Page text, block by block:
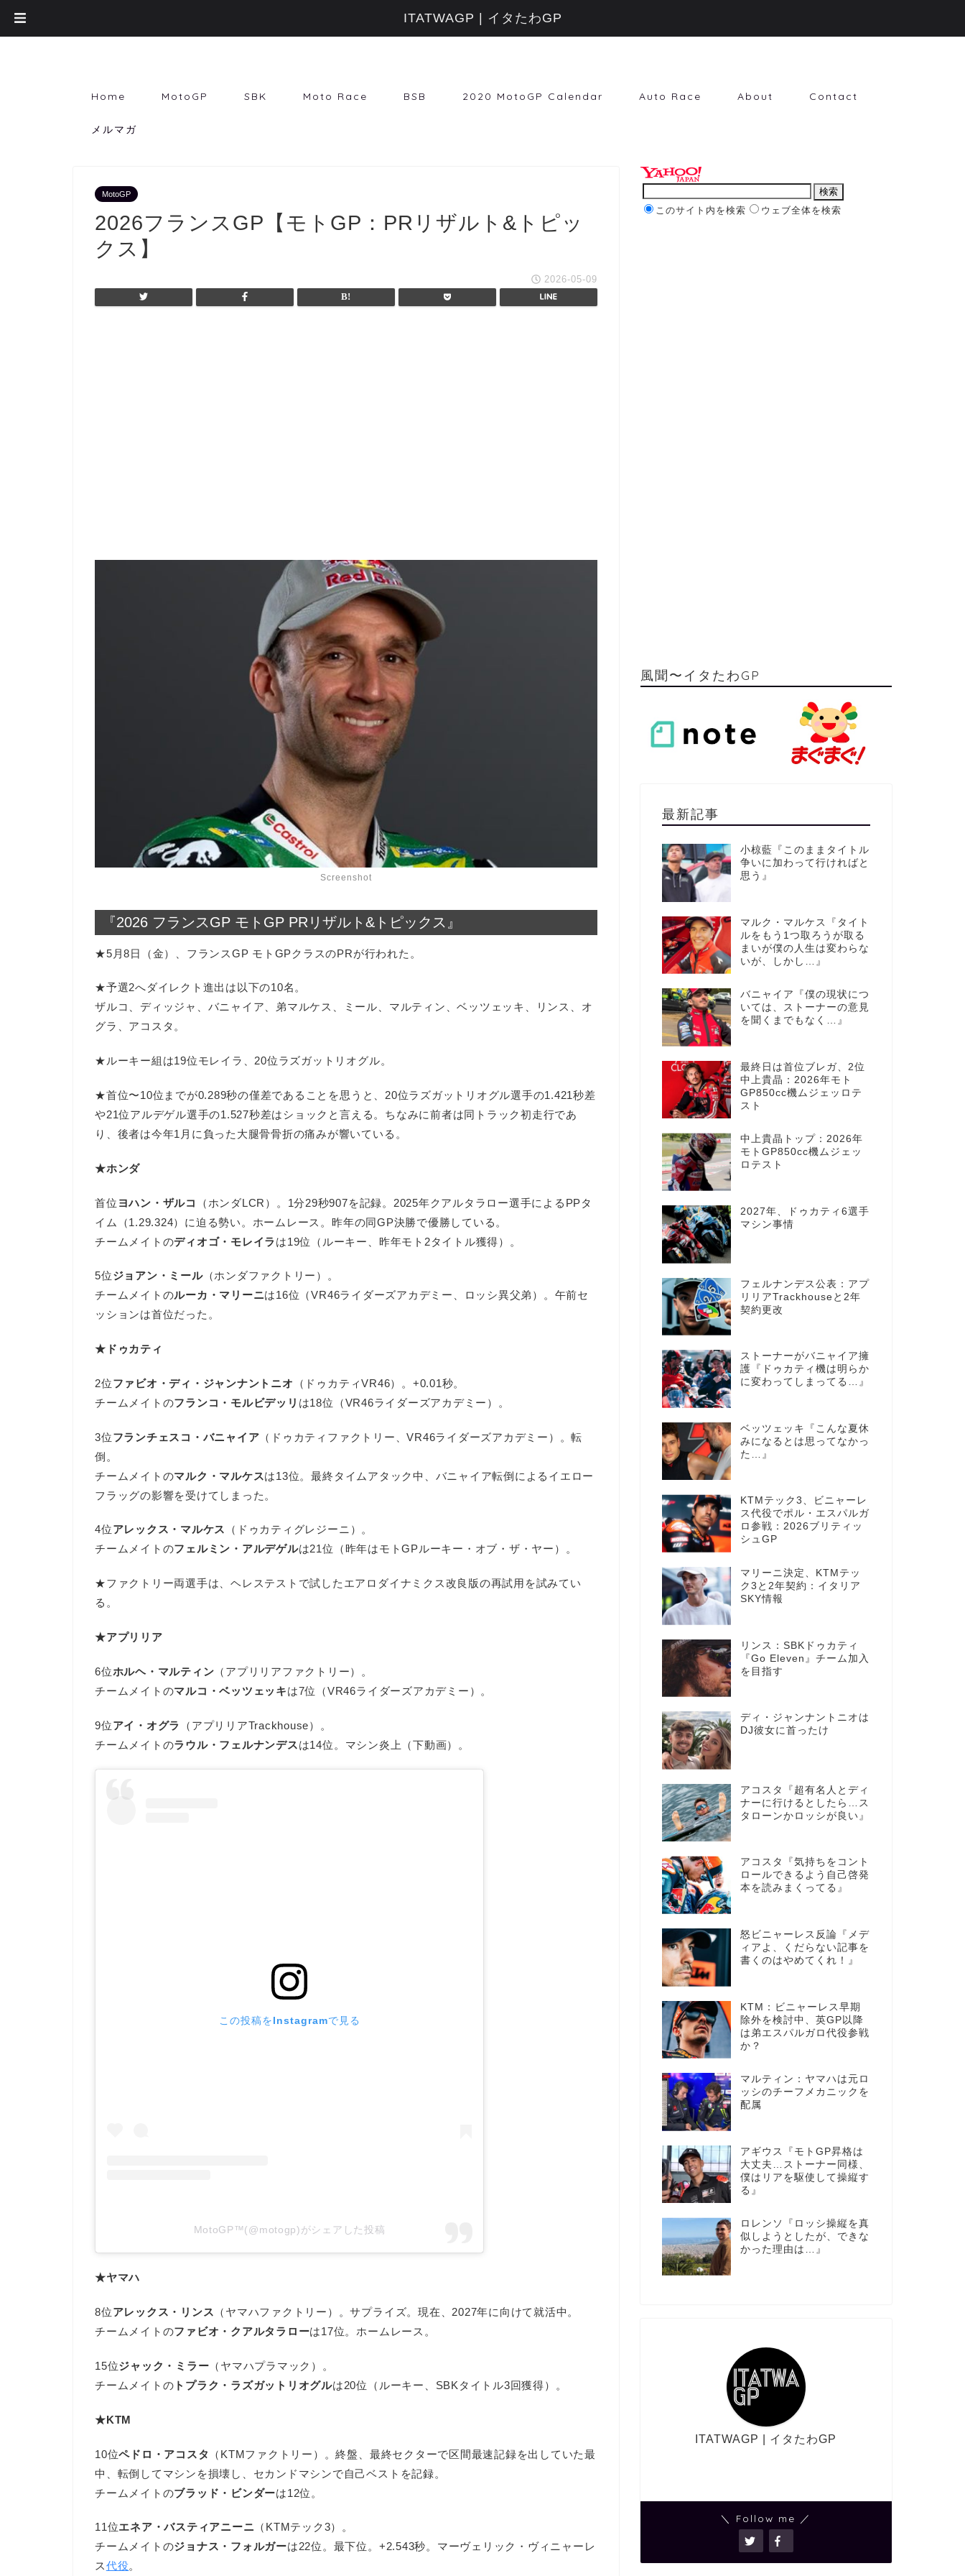
Home MotoGP SBK Moto Race BSB 2020 MotoGP Calendar Auto Race About Contact
メルマガ
MotoGP
2026フランスGP【モトGP：PRリザルト&トピッ
クス】
2026-05-09
Screenshot
『2026 フランスGP モトGP PRリザルト&トピックス』
★5月8日（金）、フランスGP モトGPクラスのPRが行われた。
★予選2へダイレクト進出は以下の10名。
ザルコ、ディッジャ、バニャイア、弟マルケス、ミール、マルティン、ベッツェッキ、リンス、オ
グラ、アコスタ。
★ルーキー組は19位モレイラ、20位ラズガットリオグル。
★首位〜10位までが0.289秒の僅差であることを思うと、20位ラズガットリオグル選手の1.421秒差
や21位アルデゲル選手の1.527秒差はショックと言える。ちなみに前者は同トラック初走行であ
り、後者は今年1月に負った大腿骨骨折の痛みが響いている。
★ホンダ
首位 ヨハン・ザルコ
（ホンダLCR）。1分29秒907を記録。2025年クアルタラロー選手によるPPタ
イム（1.29.324）に迫る勢い。ホームレース。昨年の同GP決勝で優勝している。
チームメイトのディオゴ・モレイラは19位（ルーキー、昨年モト2タイトル獲得）。
5位ジョアン・ミール（ホンダファクトリー）。
チームメイトのルーカ・マリーニは16位（VR46ライダーズアカデミー、ロッシ異父弟）。午前セ
ッションは首位だった。
★ドゥカティ
2位ファビオ・ディ・ジャンナントニオ
（ドゥカティVR46）。+0.01秒。
チームメイトのフランコ・モルビデッリ は18位（VR46ライダーズアカデミー）。
3位フランチェスコ・バニャイア （ドゥカティファクトリー、VR46ライダーズアカデミー）。転
倒。
チームメイトのマルク・マルケスは13位。最終タイムアタック中、バニャイア転倒によるイエロー
フラッグの影響を受けてしまった。
4位アレックス・マルケス
（ドゥカティグレジーニ）。
チームメイトのフェルミン・アルデゲルは21位（昨年はモトGPルーキー・オブ・ザ・ヤー）。
★ファクトリー両選手は、ヘレステストで試したエアロダイナミクス改良版の再試用を試みてい
る。
★アプリリア
6位ホルヘ・マルティン （アプリリアファクトリー）。
チームメイトのマルコ・ベッツェッキは7位（VR46ライダーズアカデミー）。
9位アイ・オグラ
（アプリリアTrackhouse）。
チームメイトのラウル・フェルナンデスは14位。マシン炎上（下動画）。
この投稿をInstagramで見る
MotoGP™(@motogp)がシェアした投稿
★ヤマハ
8位アレックス・リンス （ヤマハファクトリー）。サプライズ。現在、2027年に向けて就活中。
チームメイトのファビオ・クアルタラローは17位。ホームレース。
15位ジャック・ミラー （ヤマハプラマック）。
チームメイトの トプラク・ラズガットリオグルは20位（ルーキー、SBKタイトル3回獲得）。
★KTM
10位ペドロ・アコスタ
（KTMファクトリー）。終盤、最終セクターで区間最速記録を出していた最
中、転倒してマシンを損壊し、セカンドマシンで自己ベストを記録。
チームメイトのブラッド・ビンダーは12位。
11位エネア・バスティアニーニ （KTMテック3）。
チームメイトのジョナス・フォルガーは22位。最下位。+2.543秒。マーヴェリック・ヴィニャーレ
ス代役。
このサイト内を検索 ウェブ全体を検索
風聞〜イタたわGP
最新記事
小椋藍『このままタイトル
争いに加わって行ければと
思う』
マルク・マルケス『タイト
ルをもう1つ取ろうが取る
まいが僕の人生は変わらな
いが、しかし…』
バニャイア『僕の現状につ
いては、ストーナーの意見
を聞くまでもなく…』
最終日は首位ブレガ、2位
中上貴晶：2026年モト
GP850cc機ムジェッロテ
スト
中上貴晶トップ：2026年
モトGP850cc機ムジェッ
ロテスト
2027年、ドゥカティ6選手
マシン事情
フェルナンデス公表：アプ
リリアTrackhouseと2年
契約更改
ストーナーがバニャイア擁
護『ドゥカティ機は明らか
に変わってしまってる…』
ベッツェッキ『こんな夏休
みになるとは思ってなかっ
た…』
KTMテック3、ビニャーレ
ス代役でポル・エスパルガ
ロ参戦：2026ブリティッ
シュGP
マリーニ決定、KTMテッ
ク3と2年契約：イタリア
SKY情報
リンス：SBKドゥカティ
『Go Eleven』チーム加入
を目指す
ディ・ジャンナントニオは
DJ彼女に首ったけ
アコスタ『超有名人とディ
ナーに行けるとしたら…ス
タローンかロッシが良い』
アコスタ『気持ちをコント
ロールできるよう自己啓発
本を読みまくってる』
怒ビニャーレス反論『メデ
ィアよ、くだらない記事を
書くのはやめてくれ！』
KTM：ビニャーレス早期
除外を検討中、英GP以降
は弟エスパルガロ代役参戦
か？
マルティン：ヤマハは元ロ
ッシのチーフメカニックを
配属
アギウス『モトGP昇格は
大丈夫…ストーナー同様、
僕はリアを駆使して操縦す
る』
ロレンソ『ロッシ操縦を真
似しようとしたが、できな
かった理由は…』
ITATWAGP | イタたわGP
＼ Follow me ／
ITATWAGP | イタたわGP